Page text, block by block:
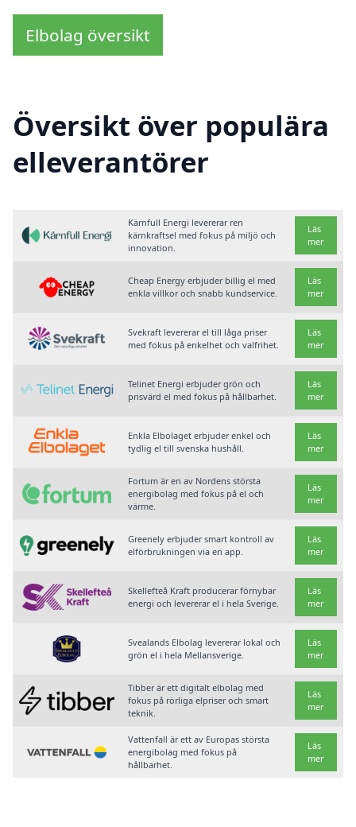
Elbolag översikt
Översikt över populära
elleverantörer
Kärnfull Energi levererar ren
kärnkraftsel med fokus på miljö och
innovation.
Läs
mer
Cheap Energy erbjuder billig el med
enkla villkor och snabb kundservice.
Läs
mer
Svekraft levererar el till låga priser
med fokus på enkelhet och valfrihet.
Läs
mer
Telinet Energi erbjuder grön och
prisvärd el med fokus på hållbarhet.
Läs
mer
Enkla Elbolaget erbjuder enkel och
tydlig el till svenska hushåll.
Läs
mer
Fortum är en av Nordens största
energibolag med fokus på el och
värme.
Läs
mer
Greenely erbjuder smart kontroll av
elförbrukningen via en app.
Läs
mer
Skellefteå Kraft producerar förnybar
energi och levererar el i hela Sverige.
Läs
mer
Svealands Elbolag levererar lokal och
grön el i hela Mellansverige.
Läs
mer
Tibber är ett digitalt elbolag med
fokus på rörliga elpriser och smart
teknik.
Läs
mer
Vattenfall är ett av Europas största
energibolag med fokus på
hållbarhet.
Läs
mer